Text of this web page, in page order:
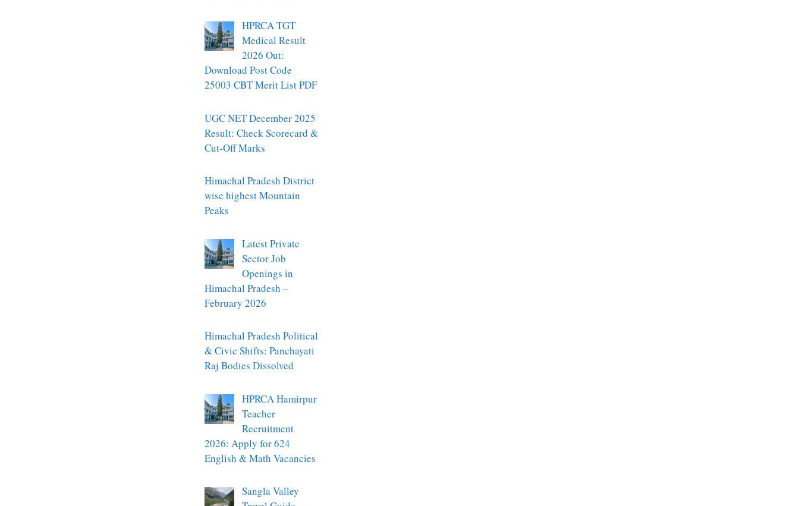
HPRCA TGT
Medical Result
2026 Out:
Download Post Code
25003 CBT Merit List PDF
UGC NET December 2025
Result: Check Scorecard &
Cut-Off Marks
Himachal Pradesh District
wise highest Mountain
Peaks
Latest Private
Sector Job
Openings in
Himachal Pradesh –
February 2026
Himachal Pradesh Political
& Civic Shifts: Panchayati
Raj Bodies Dissolved
HPRCA Hamirpur
Teacher
Recruitment
2026: Apply for 624
English & Math Vacancies
Sangla Valley